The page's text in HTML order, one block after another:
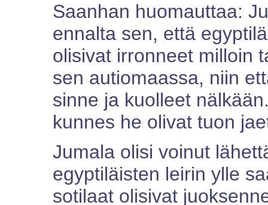
Saanhan huomauttaa:
ennalta sen, että
olisivat irronneet milloin
sen autiomaassa, niin
sinne ja kuolleet
kunnes he olivat tuon
Jumala olisi voinut
egyptiläisten leirin ylle
sotilaat olisivat